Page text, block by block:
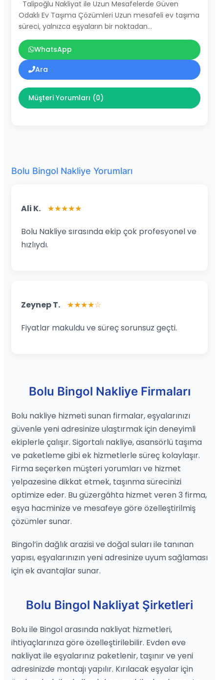
Talipoğlu Nakliyat ile Uzun Mesafelerde Güven
Odaklı Ev Taşıma Çözümleri Uzun mesafeli ev taşıma
süreci, yalnızca eşyaların bir noktadan…
WhatsApp
Ara
Müşteri Yorumları (0)
Bolu Bingol Nakliye Yorumları
Ali K. ★★★★★
Bolu Nakliye sırasında ekip çok profesyonel ve
hızlıydı.
Zeynep T. ★★★★☆
Fiyatlar makuldu ve süreç sorunsuz geçti.
Bolu Bingol Nakliye Firmaları
Bolu nakliye hizmeti sunan firmalar, eşyalarınızı
güvenle yeni adresinize ulaştırmak için deneyimli
ekiplerle çalışır. Sigortalı nakliye, asansörlü taşıma
ve paketleme gibi ek hizmetlerle süreç kolaylaşır.
Firma seçerken müşteri yorumları ve hizmet
yelpazesine dikkat etmek, taşınma sürecinizi
optimize eder. Bu güzergâhta hizmet veren 3 firma,
eşya hacminize ve mesafeye göre özelleştirilmiş
çözümler sunar.
Bingol’in dağlık arazisi ve doğal suları ile tanınan
yapısı, eşyalarınızın yeni adresinize uyum sağlaması
için ek avantajlar sunar.
Bolu Bingol Nakliyat Şirketleri
Bolu ile Bingol arasında nakliyat hizmetleri,
ihtiyaçlarınıza göre özelleştirilebilir. Evden eve
nakliyat ile eşyalarınız paketlenir, taşınır ve yeni
adresinizde montajı yapılır. Kırılacak eşyalar için